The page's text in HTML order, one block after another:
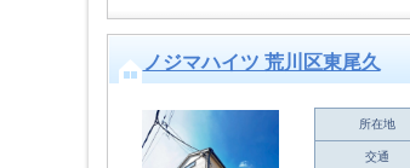
ノジマハイツ 荒川区東尾久
所在地
交通